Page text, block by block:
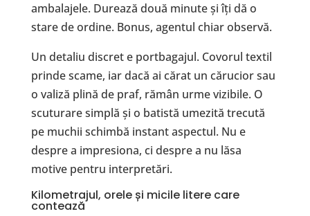
ambalajele. Durează două minute și îți dă o
stare de ordine. Bonus, agentul chiar observă.
Un detaliu discret e portbagajul. Covorul textil
prinde scame, iar dacă ai cărat un cărucior sau
o valiză plină de praf, rămân urme vizibile. O
scuturare simplă și o batistă umezită trecută
pe muchii schimbă instant aspectul. Nu e
despre a impresiona, ci despre a nu lăsa
motive pentru interpretări.
Kilometrajul, orele și micile litere care
contează